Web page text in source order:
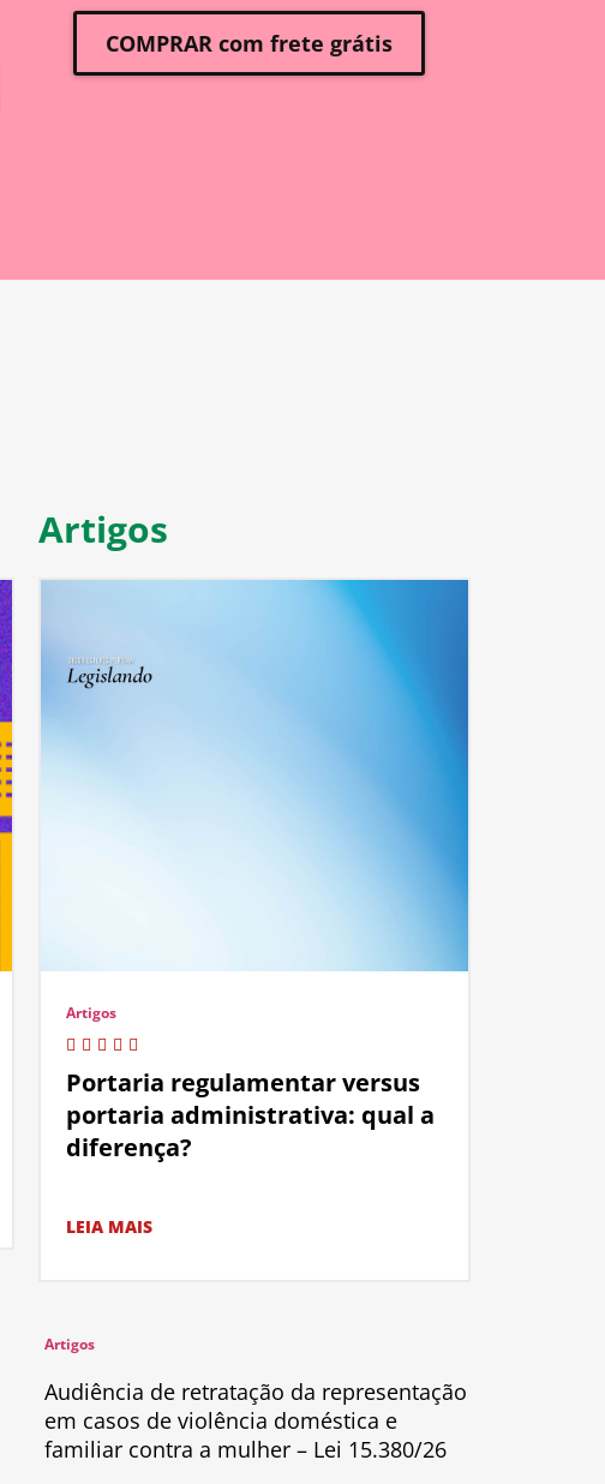
COMPRAR com frete grátis
Artigos
Artigos
Portaria regulamentar versus
portaria administrativa: qual a
diferença?
LEIA MAIS
Artigos
Audiência de retratação da representação
em casos de violência doméstica e
familiar contra a mulher – Lei 15.380/26